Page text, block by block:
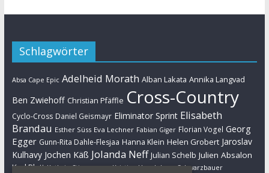
Schlagwörter
Absa Cape Epic Adelheid Morath Alban Lakata Annika Langvad
Ben Zwiehoff Christian Pfäffle Cross-Country
Cyclo-Cross Daniel Geismayr Eliminator Sprint Elisabeth
Brandau Esther Süss Eva Lechner Fabian Giger Florian Vogel Georg
Egger Gunn-Rita Dahle-Flesjaa Hanna Klein Helen Grobert Jaroslav
Kulhavy Jochen Käß Jolanda Neff Julian Schelb Julien Absalon
Karl Platt Kathrin Stirnemann Kristian Hynek Luca Schwarzbauer